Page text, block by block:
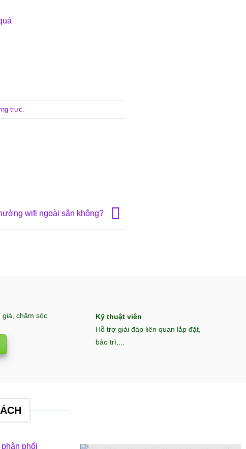
trực
wifi ngoài sân không?
giá, chăm sóc
Kỹ thuật viên
Hỗ trợ giải đáp liên quan lắp đặt,
bảo trì,...
phối